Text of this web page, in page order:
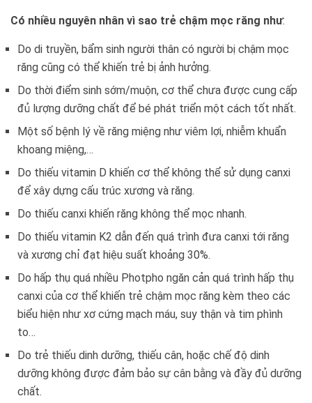
Có nhiều nguyên nhân vì sao trẻ chậm mọc răng như:
Do di truyền, bẩm sinh người thân có người bị chậm mọc
răng cũng có thể khiến trẻ bị ảnh hưởng.
Do thời điểm sinh sớm/muộn, cơ thể chưa được cung cấp
đủ lượng dưỡng chất để bé phát triển một cách tốt nhất.
Một số bệnh lý về răng miệng như viêm lợi, nhiễm khuẩn
khoang miệng,…
Do thiếu vitamin D khiến cơ thể không thể sử dụng canxi
để xây dựng cấu trúc xương và răng.
Do thiếu canxi khiến răng không thể mọc nhanh.
Do thiếu vitamin K2 dẫn đến quá trình đưa canxi tới răng
và xương chỉ đạt hiệu suất khoảng 30%.
Do hấp thụ quá nhiều Photpho ngăn cản quá trình hấp thụ
canxi của cơ thể khiến trẻ chậm mọc răng kèm theo các
biểu hiện như xơ cứng mạch máu, suy thận và tim phình
to…
Do trẻ thiếu dinh dưỡng, thiếu cân, hoặc chế độ dinh
dưỡng không được đảm bảo sự cân bằng và đầy đủ dưỡng
chất.